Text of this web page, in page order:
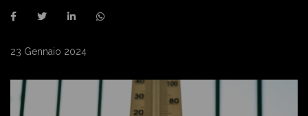
23 Gennaio 2024